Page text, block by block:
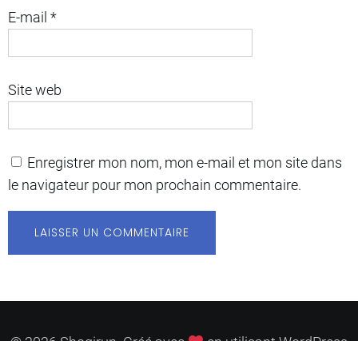
E-mail *
Site web
Enregistrer mon nom, mon e-mail et mon site dans
le navigateur pour mon prochain commentaire.
l